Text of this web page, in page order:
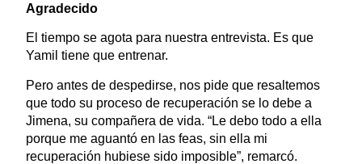
Agradecido
El tiempo se agota para nuestra entrevista. Es que
Yamil tiene que entrenar.
Pero antes de despedirse, nos pide que resaltemos
que todo su proceso de recuperación se lo debe a
Jimena, su compañera de vida. “Le debo todo a ella
porque me aguantó en las feas, sin ella mi
recuperación hubiese sido imposible”, remarcó.